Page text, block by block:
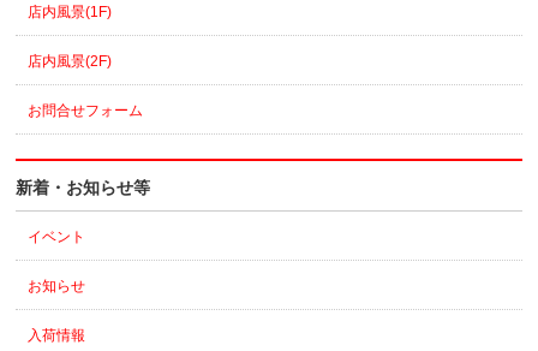
店内風景(1F)
店内風景(2F)
お問合せフォーム
新着・お知らせ等
イベント
お知らせ
入荷情報